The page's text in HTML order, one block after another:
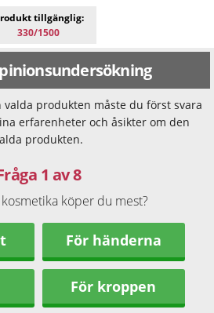
tillgänglig:
330/1500
produkten måste du först svara
erfarenheter och åsikter om den
produkten.
1 av 8
köper du mest?
För händerna
För kroppen